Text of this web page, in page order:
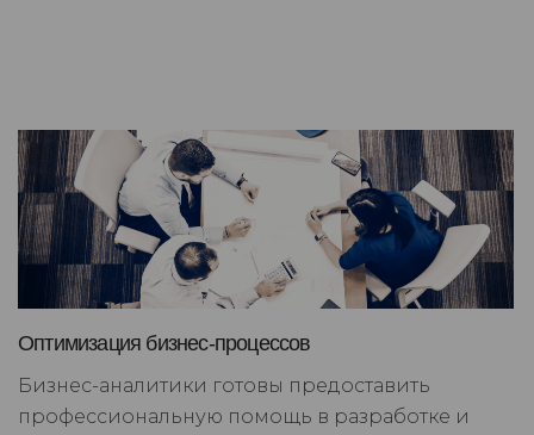
Оптимизация бизнес-процессов
Бизнес-аналитики готовы предоставить
профессиональную помощь в разработке и